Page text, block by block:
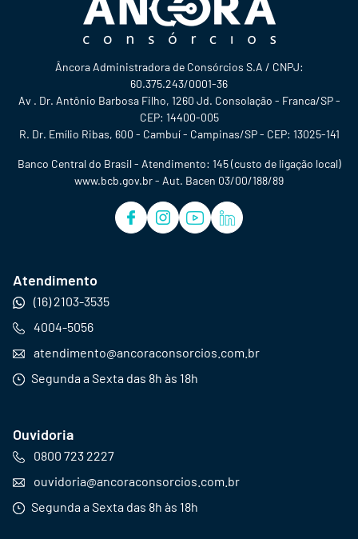
Âncora Administradora de Consórcios S.A / CNPJ:
60.375.243/0001-36
Av . Dr. Antônio Barbosa Filho, 1260 Jd. Consolação - Franca/SP -
CEP: 14400-005
R. Dr. Emílio Ribas, 600 - Cambuí - Campinas/SP - CEP: 13025-141
Banco Central do Brasil - Atendimento: 145 (custo de ligação local)
www.bcb.gov.br - Aut. Bacen 03/00/188/89
Atendimento
(16) 2103-3535
4004-5056
atendimento@ancoraconsorcios.com.br
Segunda a Sexta das 8h às 18h
Ouvidoria
0800 723 2227
ouvidoria@ancoraconsorcios.com.br
Segunda a Sexta das 8h às 18h